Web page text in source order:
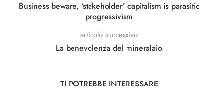
Business beware, ‘stakeholder’ capitalism is parasitic
progressivism
articolo successivo
La benevolenza del mineralaio
TI POTREBBE INTERESSARE